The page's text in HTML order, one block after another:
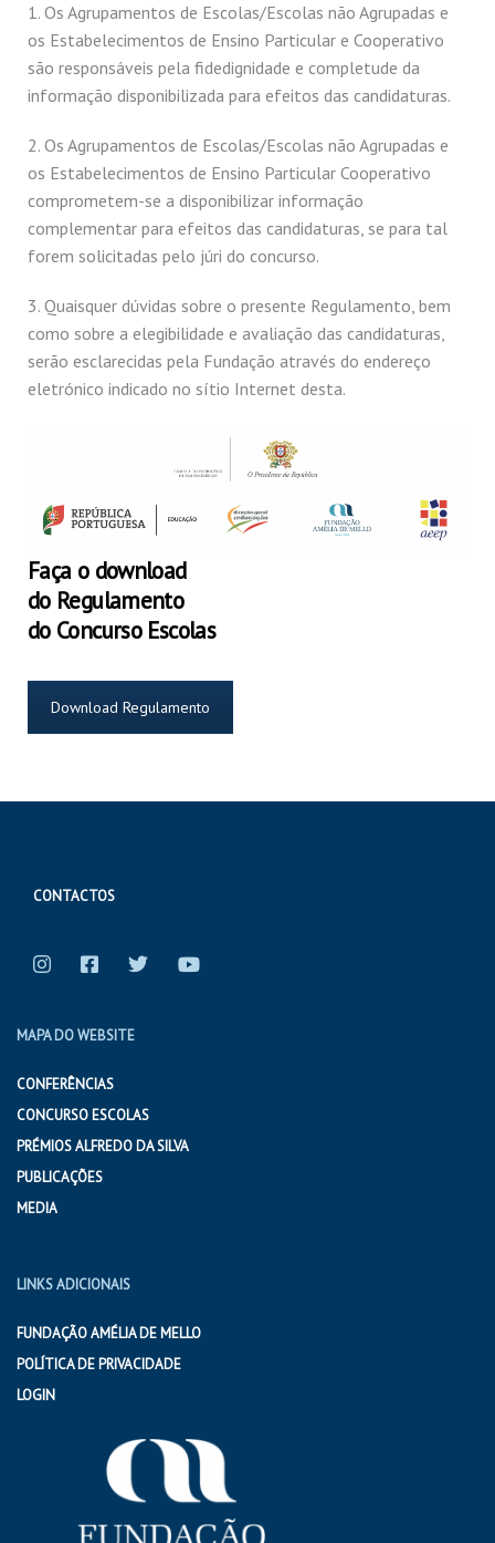
1. Os Agrupamentos de Escolas/Escolas não Agrupadas e
os Estabelecimentos de Ensino Particular e Cooperativo
são responsáveis pela fidedignidade e completude da
informação disponibilizada para efeitos das candidaturas.
2. Os Agrupamentos de Escolas/Escolas não Agrupadas e
os Estabelecimentos de Ensino Particular Cooperativo
comprometem-se a disponibilizar informação
complementar para efeitos das candidaturas, se para tal
forem solicitadas pelo júri do concurso.
3. Quaisquer dúvidas sobre o presente Regulamento, bem
como sobre a elegibilidade e avaliação das candidaturas,
serão esclarecidas pela Fundação através do endereço
eletrónico indicado no sítio Internet desta.
Faça o download
do Regulamento
do Concurso Escolas
Download Regulamento
CONTACTOS
MAPA DO WEBSITE
CONFERÊNCIAS
CONCURSO ESCOLAS
PRÉMIOS ALFREDO DA SILVA
PUBLICAÇÕES
MEDIA
LINKS ADICIONAIS
FUNDAÇÃO AMÉLIA DE MELLO
POLÍTICA DE PRIVACIDADE
LOGIN